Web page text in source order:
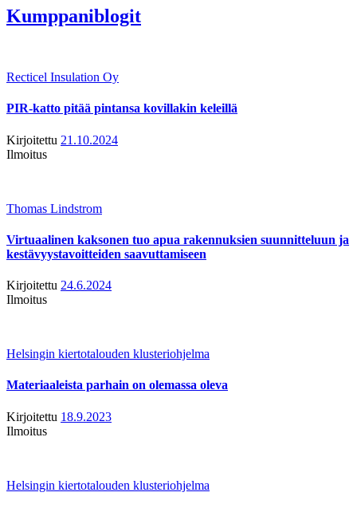
Kumppaniblogit
Recticel Insulation Oy
PIR-katto pitää pintansa kovillakin keleillä
Kirjoitettu 21.10.2024
Ilmoitus
Thomas Lindstrom
Virtuaalinen kaksonen tuo apua rakennuksien suunnitteluun ja
kestävyystavoitteiden saavuttamiseen
Kirjoitettu 24.6.2024
Ilmoitus
Helsingin kiertotalouden klusteriohjelma
Materiaaleista parhain on olemassa oleva
Kirjoitettu 18.9.2023
Ilmoitus
Helsingin kiertotalouden klusteriohjelma